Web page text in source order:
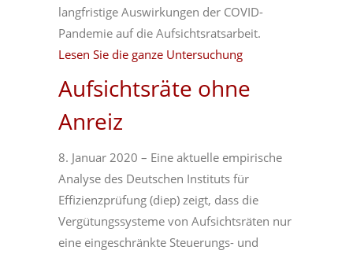
langfristige Auswirkungen der COVID-
Pandemie auf die Aufsichtsratsarbeit.
Lesen Sie die ganze Untersuchung
Aufsichtsräte ohne
Anreiz
8. Januar 2020 – Eine aktuelle empirische
Analyse des Deutschen Instituts für
Effizienzprüfung (diep) zeigt, dass die
Vergütungssysteme von Aufsichtsräten nur
eine eingeschränkte Steuerungs- und